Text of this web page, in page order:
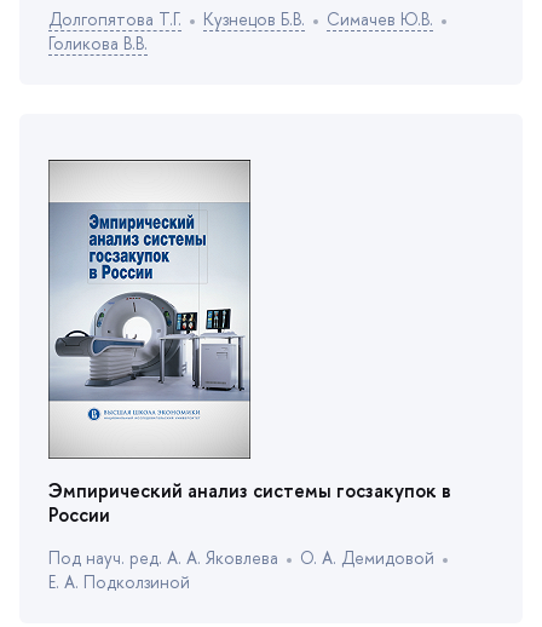
Долгопятова Т.Г. Кузнецов Б.В.
Симачев Ю.В.
Голикова В.В.
Эмпирический анализ системы госзакупок
России
Под науч. ред. А. А. Яковлева
О. А. Демидовой
Е. А. Подколзиной